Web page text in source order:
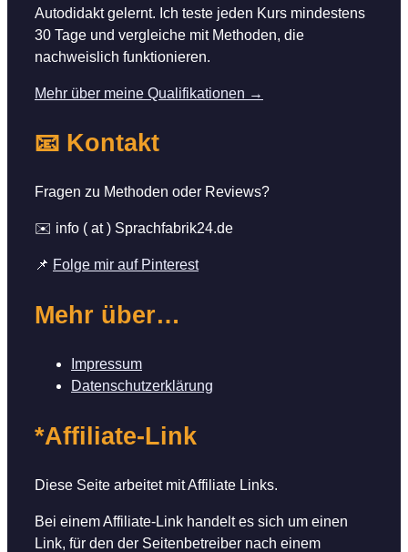
Autodidakt gelernt. Ich teste jeden Kurs mindestens
30 Tage und vergleiche mit Methoden, die
nachweislich funktionieren.
Mehr über meine Qualifikationen →
📧 Kontakt
Fragen zu Methoden oder Reviews?
✉️ info ( at ) Sprachfabrik24.de
📌 Folge mir auf Pinterest
Mehr über…
Impressum
Datenschutzerklärung
*Affiliate-Link
Diese Seite arbeitet mit Affiliate Links.
Bei einem Affiliate-Link handelt es sich um einen
Link, für den der Seitenbetreiber nach einem